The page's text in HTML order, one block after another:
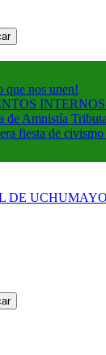
que nos unen!
de Amnistía
fiesta de
UCHUMAYO